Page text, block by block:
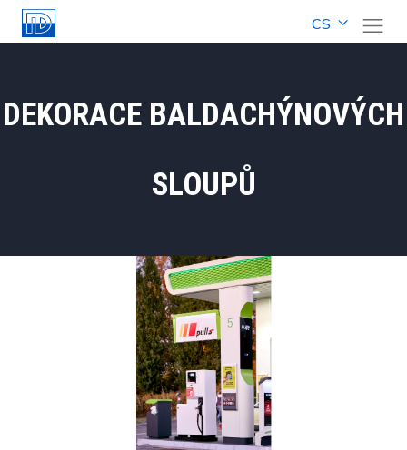
CS
DEKORACE BALDACHÝNOVÝCH
SLOUPŮ